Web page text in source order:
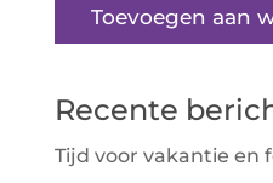
Rolstoelplek
Rij
Stoel
Toevoegen aan
Recente
Tijd voor vakantie en